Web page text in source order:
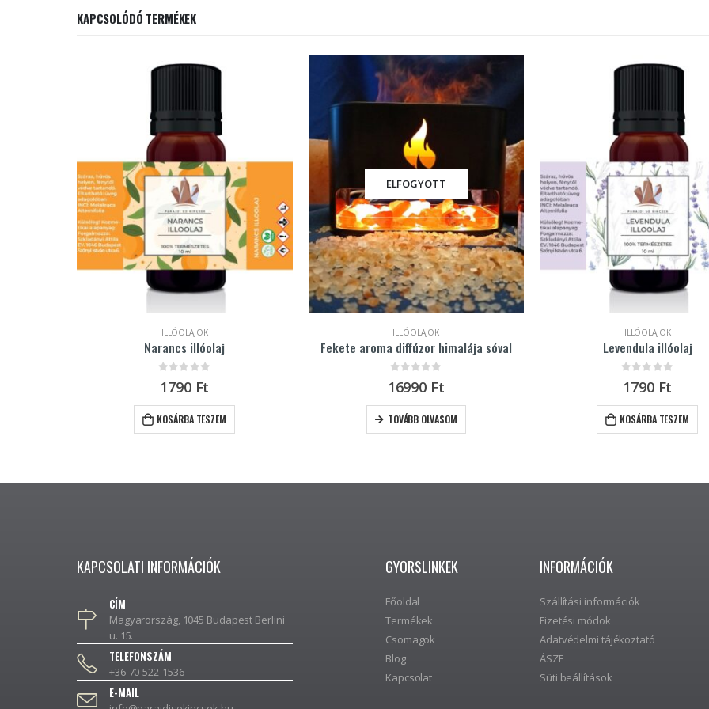
KAPCSOLÓDÓ TERMÉKEK
ILLÓOLAJOK
Narancs illóolaj
1790 Ft
KOSÁRBA TESZEM
ELFOGYOTT
ILLÓOLAJOK
Fekete aroma diffúzor himalája sóval
16990 Ft
TOVÁBB OLVASOM
ILLÓOLAJOK
Levendula illóolaj
1790 Ft
KOSÁRBA TESZEM
KAPCSOLATI INFORMÁCIÓK
CÍM
Magyarország, 1045 Budapest Berlini
u. 15.
TELEFONSZÁM
+36-70-522-1536
E-MAIL
GYORSLINKEK
Főoldal
Termékek
Csomagok
Blog
Kapcsolat
INFORMÁCIÓK
Szállítási információk
Fizetési módok
Adatvédelmi tájékoztató
ÁSZF
Süti beállítások